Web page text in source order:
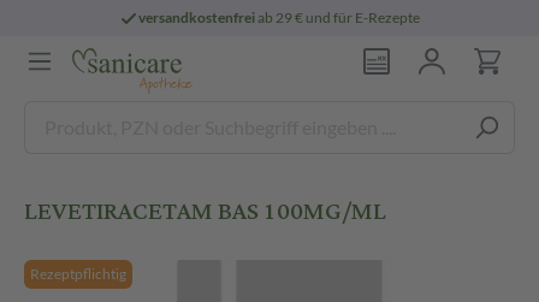
versandkostenfreiab 29 € und für E-Rezepte
LEVETIRACETAM BAS 100MG/ML
Rezeptpflichtig